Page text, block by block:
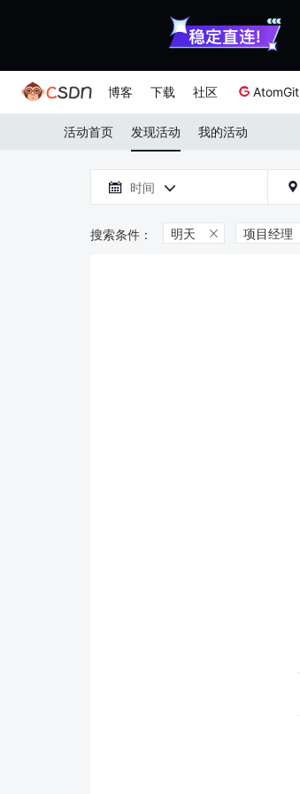
博客 下载 社区 AtomGit
活动首页 发现活动 我的活动
 时间  
明天  项目经理